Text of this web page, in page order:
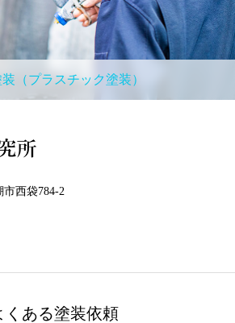
（プラスチック塗装）
市西袋784-2
くある塗装依頼